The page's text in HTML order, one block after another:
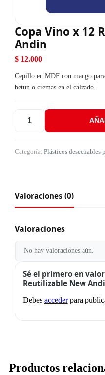
Copa Vino x 12
Andin
$12.000
Cepillo en MDF con mango
betun o cremas en el calzado.
Copa Vino x 12 Reutilizable
Categoría: Plásticos desechables
Valoraciones (0)
Valoraciones
No hay valoraciones aún.
Sé el primero en
Reutilizable New
Debes accederpara
Productos